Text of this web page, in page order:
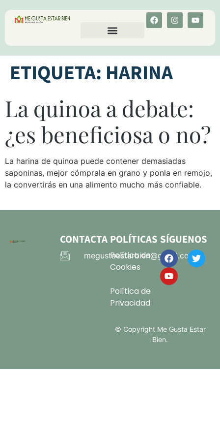
ETIQUETA: HARINA
La quinoa a debate:
¿es beneficiosa o no?
La harina de quinoa puede contener demasiadas
saponinas, mejor cómprala en grano y ponla en remojo,
la convertirás en una alimento mucho más confiable.
CONTACTA
megustaestarbien@gmail.com
POLÍTICAS
Política de
Cookies
Política de
Privacidad
SÍGUENOS
© Copyright Me Gusta Estar
Bien.